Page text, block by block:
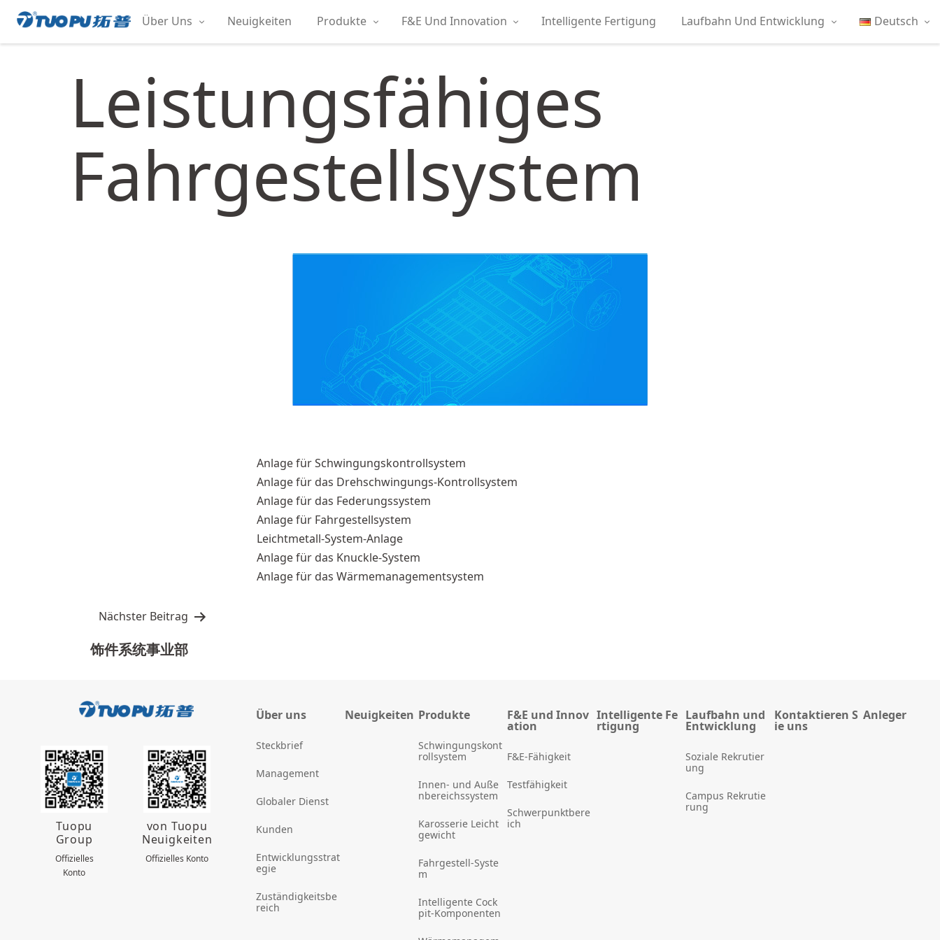
Zum
Inhalt
springen
拓
普
Über Uns Neuigkeiten Produkte F&E Und Innovation Intelligente Fertigung Laufbahn Und Entwicklung Deutsch
Leistungsfähiges
Fahrgestellsystem
Anlage für Schwingungskontrollsystem
Anlage für das Drehschwingungs-Kontrollsystem
Anlage für das Federungssystem
Anlage für Fahrgestellsystem
Leichtmetall-System-Anlage
Anlage für das Knuckle-System
Anlage für das Wärmemanagementsystem
章
航
Nächster Beitrag
饰件系统事业部
Tuopu
Group
Offizielles
Konto
von Tuopu
Neuigkeiten
Offizielles Konto
Über uns
Steckbrief
Management
Globaler Dienst
Kunden
Entwicklungsstrat
egie
Zuständigkeitsbe
reich
Neuigkeiten Produkte
Schwingungskont
rollsystem
Innen- und Auße
nbereichssystem
Karosserie Leicht
gewicht
Fahrgestell-Syste
m
Intelligente Cock
pit-Komponenten
F&E und Innov
ation
F&E-Fähigkeit
Testfähigkeit
Schwerpunktbere
ich
Intelligente Fe
rtigung
Laufbahn und
Entwicklung
Soziale Rekrutier
ung
Campus Rekrutie
rung
Kontaktieren S
ie uns
Anleger